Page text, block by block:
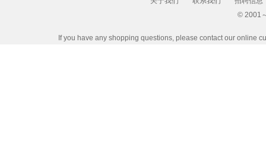
© 2001
If you have any shopping questions, please contact our online